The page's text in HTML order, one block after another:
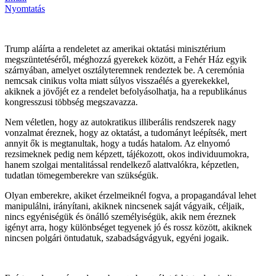
Nyomtatás
Trump aláírta a rendeletet az amerikai oktatási minisztérium
megszüntetéséről, méghozzá gyerekek között, a Fehér Ház egyik
szárnyában, amelyet osztályteremnek rendeztek be. A ceremónia
nemcsak cinikus volta miatt súlyos visszaélés a gyerekekkel,
akiknek a jövőjét ez a rendelet befolyásolhatja, ha a republikánus
kongresszusi többség megszavazza.
Nem véletlen, hogy az autokratikus illiberális rendszerek nagy
vonzalmat éreznek, hogy az oktatást, a tudományt leépítsék, mert
annyit ők is megtanultak, hogy a tudás hatalom. Az elnyomó
rezsimeknek pedig nem képzett, tájékozott, okos individuumokra,
hanem szolgai mentalitással rendelkező alattvalókra, képzetlen,
tudatlan tömegemberekre van szükségük.
Olyan emberekre, akiket érzelmeiknél fogva, a propagandával lehet
manipulálni, irányítani, akiknek nincsenek saját vágyaik, céljaik,
nincs egyéniségük és önálló személyiségük, akik nem éreznek
igényt arra, hogy különbséget tegyenek jó és rossz között, akiknek
nincsen polgári öntudatuk, szabadságvágyuk, egyéni jogaik.